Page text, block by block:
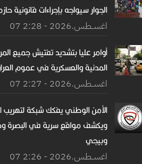
الجوار سيواجه بإجراءات قانونية
07 اغســطس.2026 - 2:28
أوامر عليا بتشديد تفتيش جميع
المدنية والعسكرية في عموم
07 اغســطس.2026 - 2:27
الأمن الوطني يفكك شبكة لتهريب
ويكشف مواقع سرية في البصرة
وبيجي
07 اغســطس.2026 - 2:26